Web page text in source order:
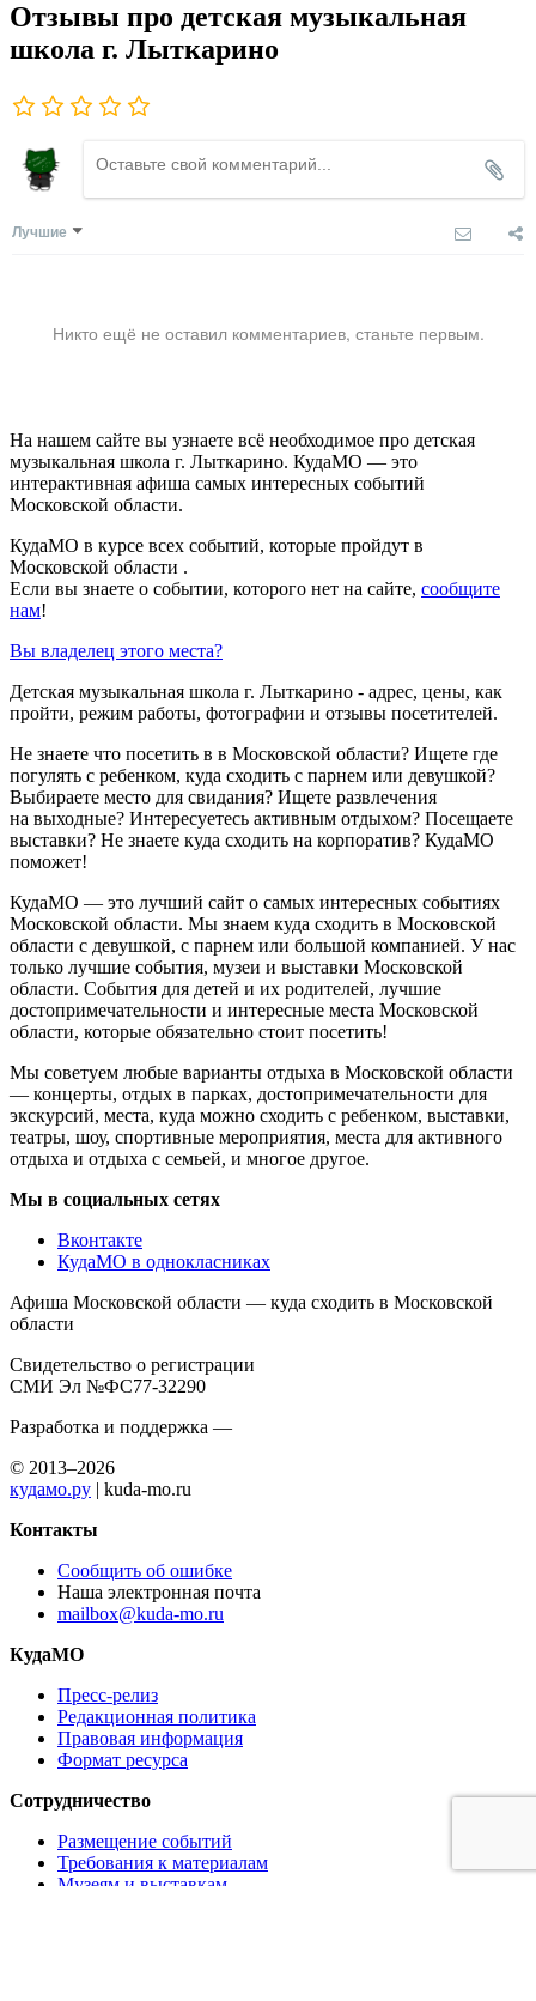
Отзывы про детская музыкальная
школа г. Лыткарино
Лучшие
Никто ещё не оставил комментариев, станьте первым.
На нашем сайте вы узнаете всё необходимое про детская
музыкальная школа г. Лыткарино. КудаМО — это
интерактивная афиша самых интересных событий
Московской области.
КудаМО в курсе всех событий, которые пройдут в
Московской области .
Если вы знаете о событии, которого нет на сайте, сообщите
нам!
Вы владелец этого места?
Детская музыкальная школа г. Лыткарино - адрес, цены, как
пройти, режим работы, фотографии и отзывы посетителей.
Не знаете что посетить в в Московской области? Ищете где
погулять с ребенком, куда сходить с парнем или девушкой?
Выбираете место для свидания? Ищете развлечения
на выходные? Интересуетесь активным отдыхом? Посещаете
выставки? Не знаете куда сходить на корпоратив? КудаМО
поможет!
КудаМО — это лучший сайт о самых интересных событиях
Московской области. Мы знаем куда сходить в Московской
области с девушкой, с парнем или большой компанией. У нас
только лучшие события, музеи и выставки Московской
области. События для детей и их родителей, лучшие
достопримечательности и интересные места Московской
области, которые обязательно стоит посетить!
Мы советуем любые варианты отдыха в Московской области
— концерты, отдых в парках, достопримечательности для
экскурсий, места, куда можно сходить с ребенком, выставки,
театры, шоу, спортивные мероприятия, места для активного
отдыха и отдыха с семьей, и многое другое.
Мы в социальных сетях
Вконтакте
КудаМО в однокласниках
Афиша Московской области — куда сходить в Московской
области
Свидетельство о регистрации
СМИ Эл №ФС77-32290
Разработка и поддержка —
© 2013–2026
кудамо.ру | kuda-mo.ru
Контакты
Сообщить об ошибке
Наша электронная почта
mailbox@kuda-mo.ru
КудаМО
Пресс-релиз
Редакционная политика
Правовая информация
Формат ресурса
Сотрудничество
Размещение событий
Требования к материалам
Музеям и выставкам